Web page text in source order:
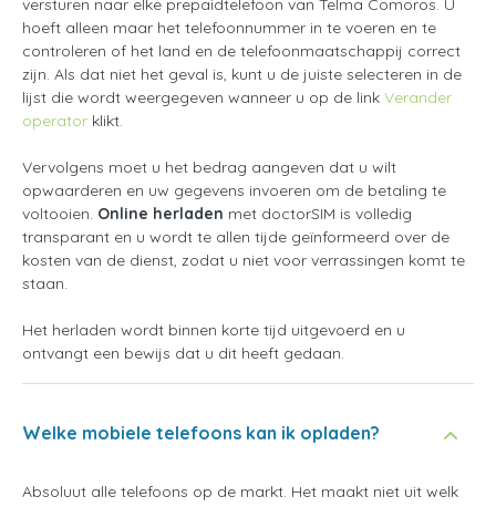
versturen naar elke prepaidtelefoon van Telma Comoros. U
hoeft alleen maar het telefoonnummer in te voeren en te
controleren of het land en de telefoonmaatschappij correct
zijn. Als dat niet het geval is, kunt u de juiste selecteren in de
lijst die wordt weergegeven wanneer u op de link Verander
operator klikt.
Vervolgens moet u het bedrag aangeven dat u wilt
opwaarderen en uw gegevens invoeren om de betaling te
voltooien. Online herladen met doctorSIM is volledig
transparant en u wordt te allen tijde geïnformeerd over de
kosten van de dienst, zodat u niet voor verrassingen komt te
staan.
Het herladen wordt binnen korte tijd uitgevoerd en u
ontvangt een bewijs dat u dit heeft gedaan.
Welke mobiele telefoons kan ik opladen?
Absoluut alle telefoons op de markt. Het maakt niet uit welk